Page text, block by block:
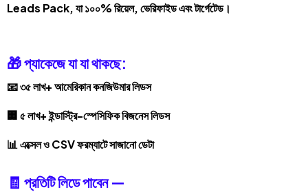
Leads Pack, যা ১০০% রিয়েল, ভেরিফাইড এবং টার্গেটেড।
🎁 প্যাকেজে যা যা থাকছে:
📧 ৩৫ লাখ+ আমেরিকান কনজিউমার লিডস
🏢 ৫ লাখ+ ইন্ডাস্ট্রি-স্পেসিফিক বিজনেস লিডস
📊 এক্সেল ও CSV ফরম্যাটে সাজানো ডেটা
🧾 প্রতিটি লিডে পাবেন —